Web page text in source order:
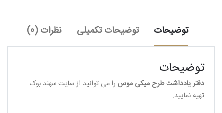
توضیحات توضیحات تکمیلی نظرات (0)
توضیحات
دفتر یادداشت طرح میکی موس را می توانید از سایت سهند بوک
تهیه نمایید.